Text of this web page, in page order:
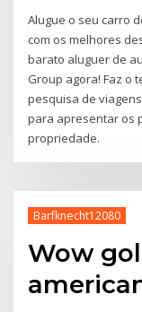
Alugue o seu carro
com os melhores
barato aluguer de
Group agora! Faz o
pesquisa de
para apresentar os
propriedade.
Barfknecht12080
Wow